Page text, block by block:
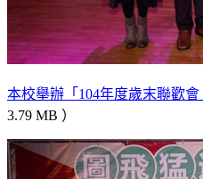
本校舉辦「104年度歲末聯歡會
3.79 MB ）